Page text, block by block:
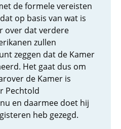
de formele vereisten
op basis van wat is
over dat verdere
zullen
zeggen dat de Kamer
Het gaat dus om
de Kamer is
Pechtold
en daarmee doet hij
heb gezegd.